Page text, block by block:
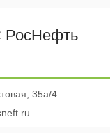
35а/4